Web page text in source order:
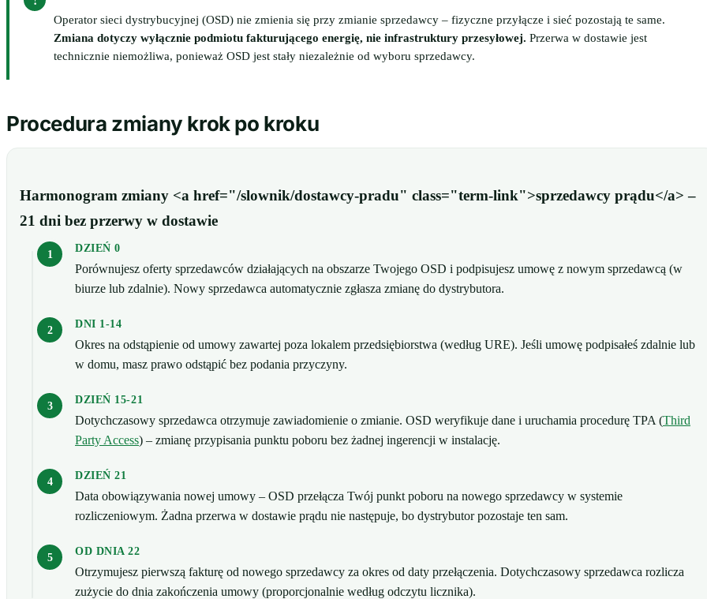
Operator sieci dystrybucyjnej (OSD) nie zmienia się przy zmianie sprzedawcy – fizyczne przyłącze i sieć pozostają te same.
Zmiana dotyczy wyłącznie podmiotu fakturującego energię, nie infrastruktury przesyłowej. Przerwa w dostawie jest
technicznie niemożliwa, ponieważ OSD jest stały niezależnie od wyboru sprzedawcy.
Procedura zmiany krok po kroku
Harmonogram zmiany <a href="/slownik/dostawcy-pradu" class="term-link">sprzedawcy prądu</a> –
21 dni bez przerwy w dostawie
DZIEŃ 0
Porównujesz oferty sprzedawców działających na obszarze Twojego OSD i podpisujesz umowę z nowym sprzedawcą (w
biurze lub zdalnie). Nowy sprzedawca automatycznie zgłasza zmianę do dystrybutora.
DNI 1-14
Okres na odstąpienie od umowy zawartej poza lokalem przedsiębiorstwa (według URE). Jeśli umowę podpisałeś zdalnie lub
w domu, masz prawo odstąpić bez podania przyczyny.
DZIEŃ 15-21
Dotychczasowy sprzedawca otrzymuje zawiadomienie o zmianie. OSD weryfikuje dane i uruchamia procedurę TPA (Third
Party Access) – zmianę przypisania punktu poboru bez żadnej ingerencji w instalację.
DZIEŃ 21
Data obowiązywania nowej umowy – OSD przełącza Twój punkt poboru na nowego sprzedawcy w systemie
rozliczeniowym. Żadna przerwa w dostawie prądu nie następuje, bo dystrybutor pozostaje ten sam.
OD DNIA 22
Otrzymujesz pierwszą fakturę od nowego sprzedawcy za okres od daty przełączenia. Dotychczasowy sprzedawca rozlicza
zużycie do dnia zakończenia umowy (proporcjonalnie według odczytu licznika).